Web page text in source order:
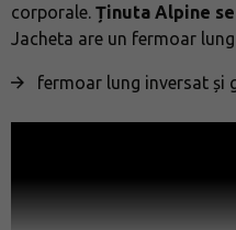
corporale. Ținuta Alpine
Jacheta are un fermoar
fermoar lung inversat și